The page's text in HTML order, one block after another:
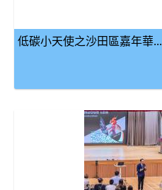
低碳小天使之沙田區嘉年華...